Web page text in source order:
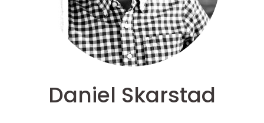
Daniel Skarstad